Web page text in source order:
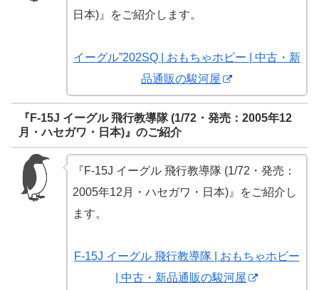
日本)』をご紹介します。
イーグル”202SQ | おもちゃホビー | 中古・新
品通販の駿河屋
『F-15J イーグル 飛行教導隊 (1/72・発売：2005年12
月・ハセガワ・日本)』のご紹介
『F-15J イーグル 飛行教導隊 (1/72・発売：
2005年12月・ハセガワ・日本)』をご紹介し
ます。
F-15J イーグル 飛行教導隊 | おもちゃホビー
| 中古・新品通販の駿河屋